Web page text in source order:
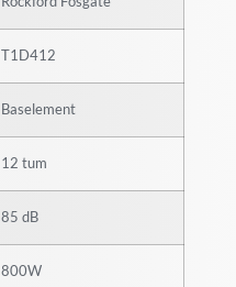
T1D412
Baselement
12 tum
85 dB
800W